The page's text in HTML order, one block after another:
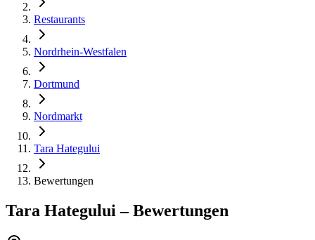
Restaurants
Nordrhein-Westfalen
Dortmund
Nordmarkt
Tara Hategului
Bewertungen
Tara Hategului – Bewertungen